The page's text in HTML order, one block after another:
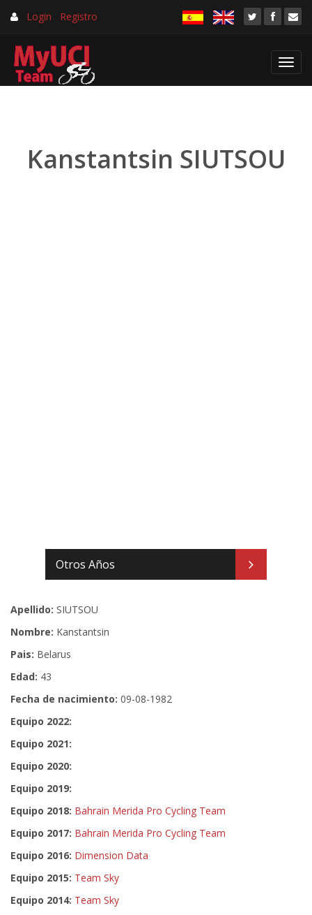
Login Registro
Kanstantsin SIUTSOU
Otros Años
Apellido: SIUTSOU
Nombre: Kanstantsin
Pais: Belarus
Edad: 43
Fecha de nacimiento: 09-08-1982
Equipo 2022:
Equipo 2021:
Equipo 2020:
Equipo 2019:
Equipo 2018: Bahrain Merida Pro Cycling Team
Equipo 2017: Bahrain Merida Pro Cycling Team
Equipo 2016: Dimension Data
Equipo 2015: Team Sky
Equipo 2014: Team Sky